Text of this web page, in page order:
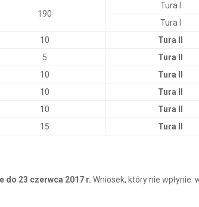
190
Tura I
Tura I
10
Tura II
5
Tura II
10
Tura II
10
Tura II
10
Tura II
15 Tura II
do 23 czerwca 2017 r. Wniosek, który nie wpłynie